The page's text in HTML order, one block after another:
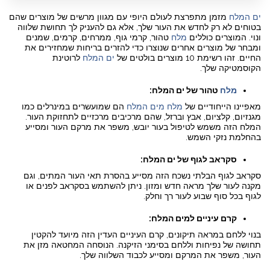
ים המלח מזמן מתפרצת לעולם היופי עם מגוון מרשים של מוצרים שהם
בטוחים לא רק לחדש את העור שלך, אלא גם להעניק לך תחושת שלווה
ונוי. המוצרים כוללים מלח טהור, קרמי גוף, ממרחים, קרמים, שמנים
ומבחר של מוצרים אחרים שנוצרו כדי להזרים בריחות שמחזירים את
החיים. זהו רשימת 10 מוצרים בולטים של
ים המלח לרוטינת
הקוסמטיקה שלך.
מלח טהור של ים המלח:
מאפיינו הייחודיים של מלח מים המלח הם שמועשרים במינרלים כמו
מגנזיום, קלציום, אבץ וברזל, שהם מרכיבים מרכזיים לתחזוקת העור.
המלח הזה משמש לטיפול בעור יובש, משפר את מרקם העור ומסייע
בהחלמת נזקי השמש.
סקראב לגוף של ים המלח:
סקראב לגוף הבלתי נשכח הזה מסייע בהסרת תאי העור המתים, וגם
מקנה לעור שלך מראה חדש ומזון. ניתן להשתמש בסקראב לפנים או
לגוף בכל סוף שבוע לעור רך וחלק.
קרם עיניים למים המלח:
בנוי ללחם במראה תיקונים, קרם העיניים העדין הזה מיועד להקטין
תחושה של נפיחות וללחם בסימני הזיקנה. הנוסחה המחטאה מזן את
העור, משפר את המרקם ומסייע לכבוד השלווה שלך.